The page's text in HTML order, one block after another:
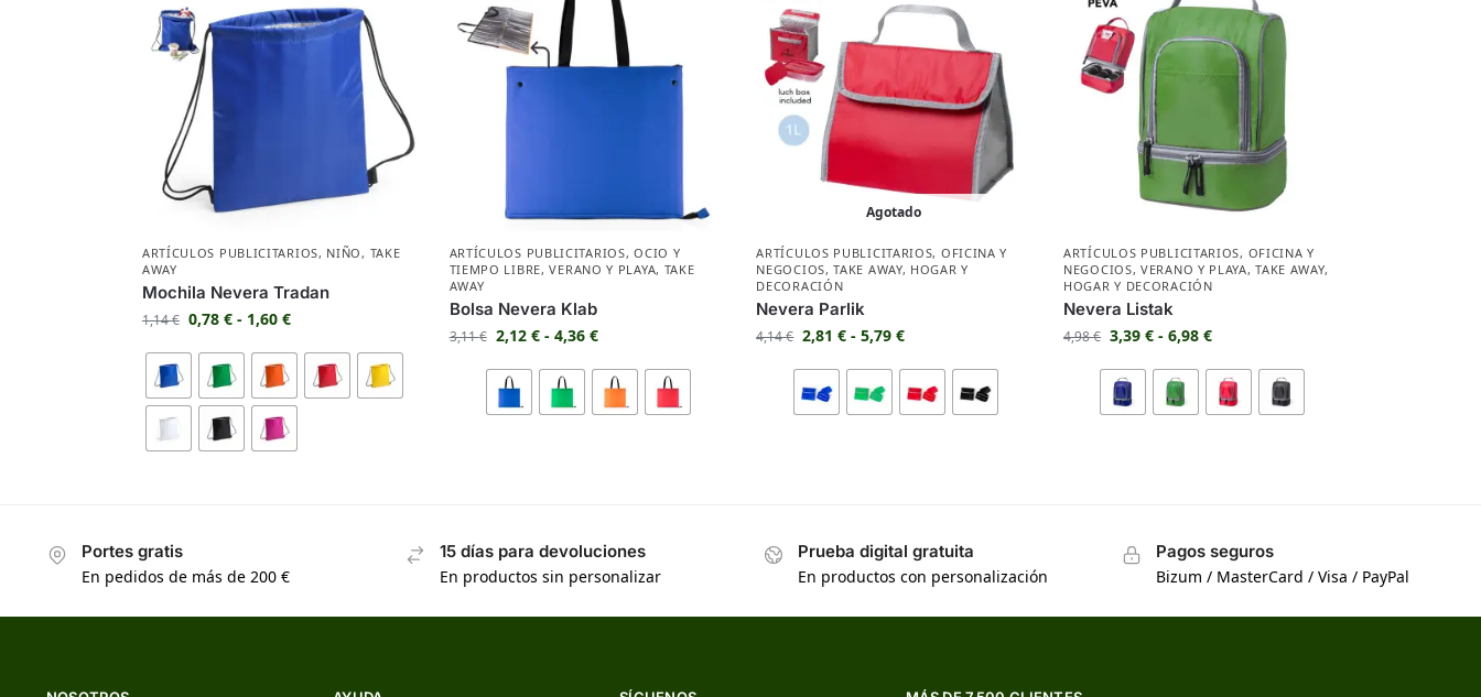
ARTÍCULOS PUBLICITARIOS, NIÑO, TAKE
AWAY
Mochila Nevera Tradan
1,14€ 0,78 € - 1,60 €
ARTÍCULOS PUBLICITARIOS,OCIO Y
TIEMPO LIBRE,VERANO Y PLAYA, TAKE
AWAY
Bolsa Nevera Klab
3,11€ 2,12 € - 4,36 €
Agotado
ARTÍCULOS PUBLICITARIOS, OFICINA Y
NEGOCIOS,TAKE AWAY, HOGAR Y
DECORACIÓN
Nevera Parlik
4,14€ 2,81€ - 5,79€
ARTÍCULOS PUBLICITARIOS, OFICINA Y
NEGOCIOS,VERANO Y PLAYA,TAKE AWAY,
HOGAR Y DECORACIÓN
Nevera Listak
4,98€ 3,39€ - 6,98€
Portes gratis
En pedidos de más de 200 €
15 días para devoluciones
En productos sin personalizar
Prueba digital gratuita
En productos con personalización
Pagos seguros
Bizum / MasterCard / Visa / PayPal